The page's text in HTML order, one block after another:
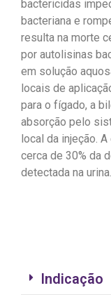
bactericidas
bacteriana e
resulta na morte
por autolisinas
em solução
locais de
para o fígado, a
absorção pelo
local da injeção.
cerca de 30% da
detectada na urina.
Indicação